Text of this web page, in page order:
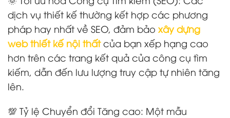
dịch vụ thiết kế thường kết hợp các phương
pháp hay nhất về SEO, đảm bảo xây dựng
web thiết kế nội thấtcủa bạn xếp hạng cao
hơn trên các trang kết quả của công cụ tìm
kiếm, dẫn đến lưu lượng truy cập tự nhiên tăng
lên.
💯 Tỷ lệ Chuyển đổi Tăng cao: Một mẫu